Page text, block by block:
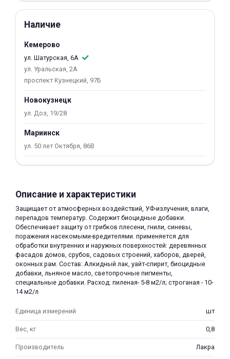
Наличие
Кемерово
ул. Шатурская, 6А
ул. Уральская, 2А
проспект Кузнецкий, 97Б
Новокузнецк
ул. Доз, 19/28
Мариинск
ул. 50 лет Октября, 86В
Описание и характеристики
Защищает от атмосферных воздействий, УФ-излучения, влаги,
перепадов температур. Содержит биоцидные добавки.
Обеспечивает защиту от грибков плесени, гнили, синевы,
поражения насекомыми-вредителями. применяется для
обработки внутренних и наружных поверхностей: деревянных
фасадов домов, срубов, садовых строений, хаборов, дверей,
оконных рам. Состав: Алкидный лак, уайт-спирит, биоцидные
добавки, льняное масло, светопрочные пигменты,
специальные добавки. Расход: пиленая- 5-8 м2/л; строганая - 10-
14 м2/л
Единица измерений шт
Вес, кг 0,8
Производитель Лакра
об оплате Плайтом
раз в 2
недели
8 800 302-02-51
plait.ru